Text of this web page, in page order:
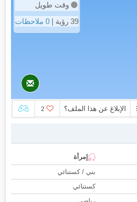
وقت طويل
39 رؤية |
0 ملاحظات
الإبلاغ عن هذا الملف؟ 2
إمرأة
بني / كستنائي
كستنائي